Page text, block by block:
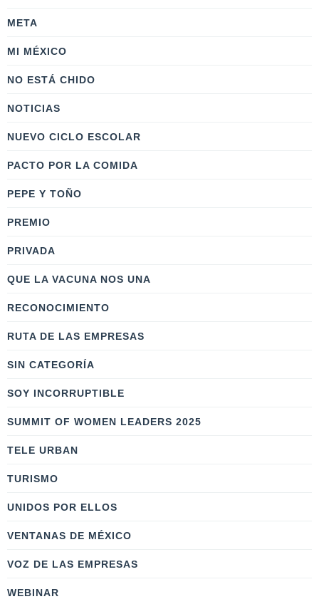
META
MI MÉXICO
NO ESTÁ CHIDO
NOTICIAS
NUEVO CICLO ESCOLAR
PACTO POR LA COMIDA
PEPE Y TOÑO
PREMIO
PRIVADA
QUE LA VACUNA NOS UNA
RECONOCIMIENTO
RUTA DE LAS EMPRESAS
SIN CATEGORÍA
SOY INCORRUPTIBLE
SUMMIT OF WOMEN LEADERS 2025
TELE URBAN
TURISMO
UNIDOS POR ELLOS
VENTANAS DE MÉXICO
VOZ DE LAS EMPRESAS
WEBINAR